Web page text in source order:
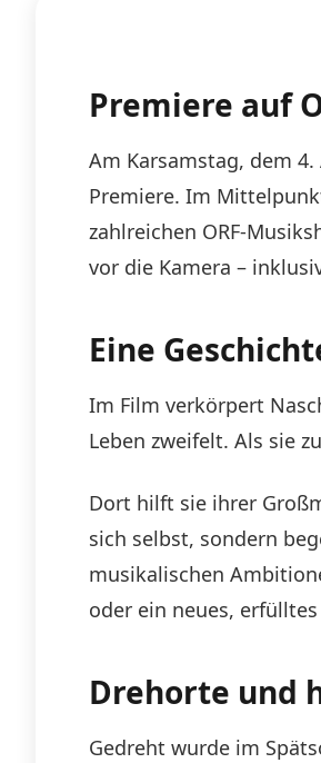
Premiere auf
Am Karsamstag, dem 4.
Premiere. Im
zahlreichen ORF-
vor die Kamera –
Eine
Im Film verkörpert
Leben zweifelt. Als sie
Dort hilft sie ihrer
sich selbst, sondern
musikalischen
oder ein neues,
Drehorte und
Gedreht wurde im